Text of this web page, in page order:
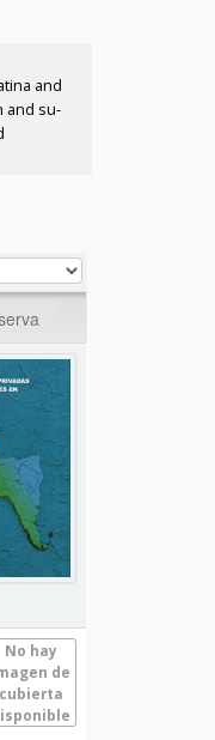
and
and su-
No hay
de
cubierta